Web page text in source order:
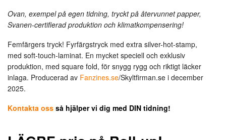
Ovan, exempel på egen tidning, tryckt på återvunnet papper,
Svanen-certifierad produktion och klimatkompensering!
Femfärgers tryck! Fyrfärgstryck med extra silver-hot-stamp,
med soft-touch-laminat. En mycket speciell och exklusiv
produktion, med square fold, för snygg rygg och riktigt läcker
inlaga. Producerad av Fanzines.se/Skyltfirman.se i december
2025.
Kontakta oss så hjälper vi dig med DIN tidning!